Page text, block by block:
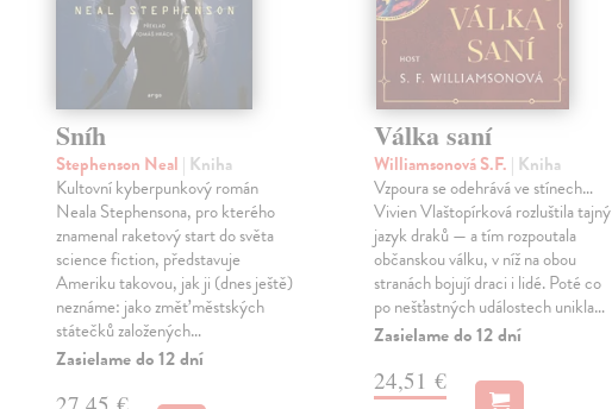
Sníh
Stephenson Neal | Kniha
Kultovní kyberpunkový román
Neala Stephensona, pro kterého
znamenal raketový start do světa
science fiction, představuje
Ameriku takovou, jak ji (dnes ještě)
neznáme: jako změť městských
státečků založených…
Zasielame do 12 dní
Válka saní
Williamsonová S.F. | Kniha
Vzpoura se odehrává ve stínech…
Vivien Vlaštopírková rozluštila tajný
jazyk draků — a tím rozpoutala
občanskou válku, v níž na obou
stranách bojují draci i lidé. Poté co
po nešťastných událostech unikla…
Zasielame do 12 dní
24,51 €